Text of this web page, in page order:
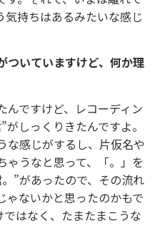
気持ちはあるみたいな感じ
いていますけど、何か理
ですけど、レコーディン
しっくりきたんですよ。
な感じがするし、片仮名や
ゃうなと思って、「。」を
”があったので、その流れ
ゃないかと思ったのかもで
はなく、たまたまこうな